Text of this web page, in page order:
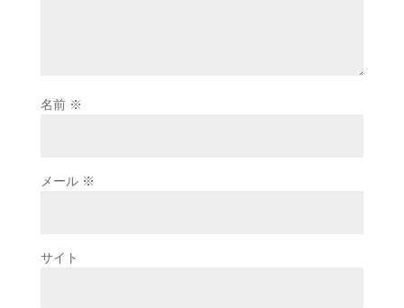
名前 ※
メール ※
サイト